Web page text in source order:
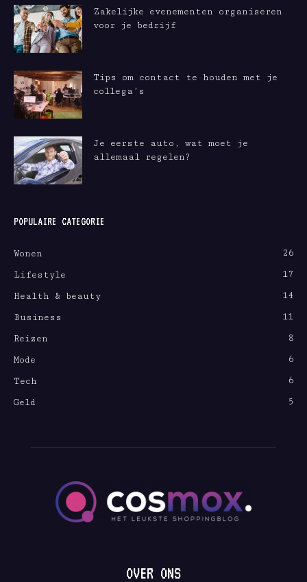
Zakelijke evenementen organiseren
voor je bedrijf
Tips om contact te houden met je
collega’s
Je eerste auto, wat moet je
allemaal regelen?
POPULAIRE CATEGORIE
Wonen
26
Lifestyle
17
Health & beauty
14
Business
11
Reizen
8
Mode
6
Tech
6
Geld
5
OVER ONS